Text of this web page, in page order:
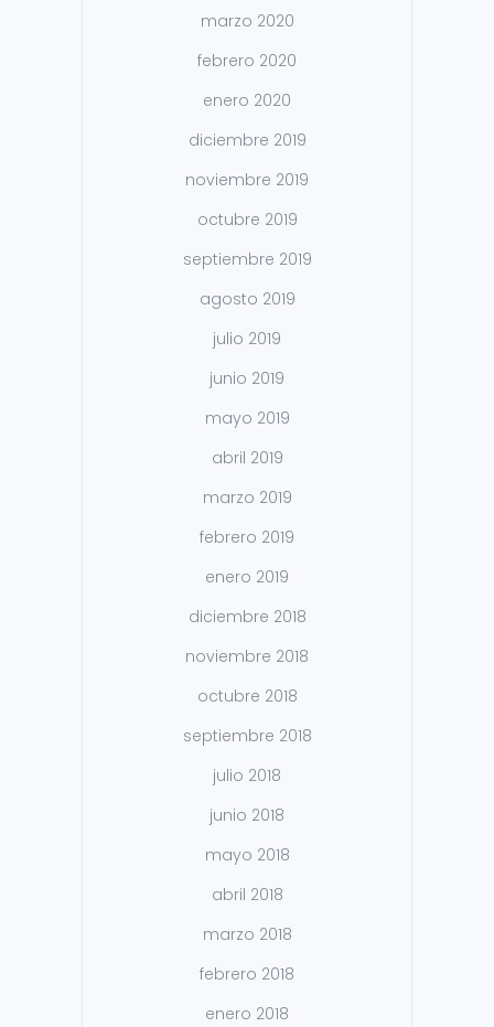
marzo 2020
febrero 2020
enero 2020
diciembre 2019
noviembre 2019
octubre 2019
septiembre 2019
agosto 2019
julio 2019
junio 2019
mayo 2019
abril 2019
marzo 2019
febrero 2019
enero 2019
diciembre 2018
noviembre 2018
octubre 2018
septiembre 2018
julio 2018
junio 2018
mayo 2018
abril 2018
marzo 2018
febrero 2018
enero 2018